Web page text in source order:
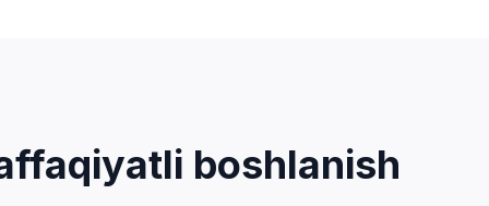
boshlanish